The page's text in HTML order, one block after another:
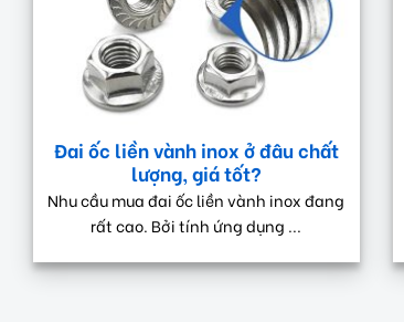
Đai ốc liền vành inox ở đâu chất
lượng, giá tốt?
Nhu cầu mua đai ốc liền vành inox đang
rất cao. Bởi tính ứng dụng ...